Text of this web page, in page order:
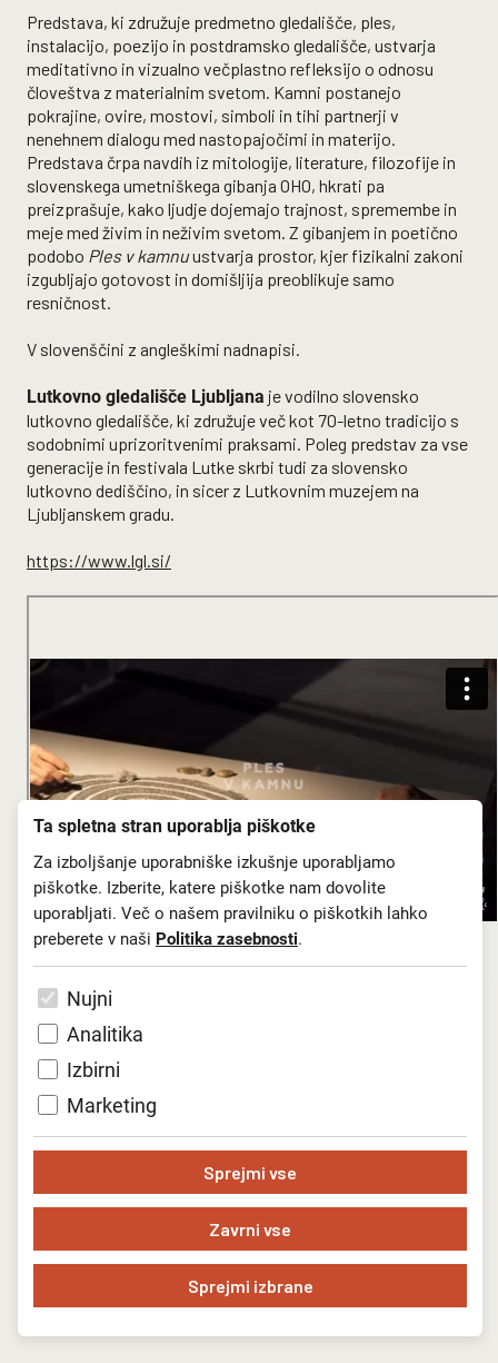
Ta spletna stran uporablja piškotke
Za izboljšanje uporabniške izkušnje uporabljamo
piškotke. Izberite, katere piškotke nam dovolite
uporabljati. Več o našem pravilniku o piškotkih lahko
preberete v naši Politika zasebnosti.
Nujni
Analitika
Izbirni
Marketing
Sprejmi vse
Zavrni vse
Sprejmi izbrane
Predstava, ki združuje predmetno gledališče, ples,
instalacijo, poezijo in postdramsko gledališče, ustvarja
meditativno in vizualno večplastno refleksijo o odnosu
človeštva z materialnim svetom. Kamni postanejo
pokrajine, ovire, mostovi, simboli in tihi partnerji v
nenehnem dialogu med nastopajočimi in materijo.
Predstava črpa navdih iz mitologije, literature, filozofije in
slovenskega umetniškega gibanja OHO, hkrati pa
preizprašuje, kako ljudje dojemajo trajnost, spremembe in
meje med živim in neživim svetom. Z gibanjem in poetično
podobo Ples v kamnuustvarja prostor, kjer fizikalni zakoni
izgubljajo gotovost in domišljija preoblikuje samo
resničnost.
V slovenščini z angleškimi nadnapisi.
Lutkovno gledališče Ljubljana je vodilno slovensko
lutkovno gledališče, ki združuje več kot 70-letno tradicijo s
sodobnimi uprizoritvenimi praksami. Poleg predstav za vse
generacije in festivala Lutke skrbi tudi za slovensko
lutkovno dediščino, in sicer z Lutkovnim muzejem na
Ljubljanskem gradu.
https://www.lgl.si/